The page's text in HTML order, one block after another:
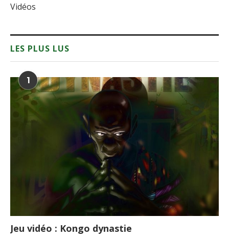
Vidéos
LES PLUS LUS
1
Jeu vidéo : Kongo dynastie